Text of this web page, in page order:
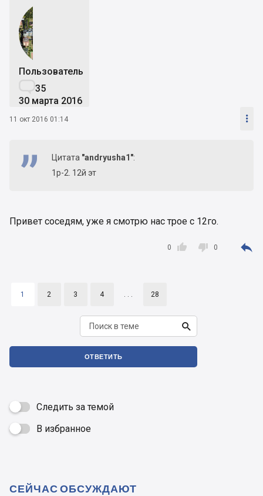
Пользователь
35
30 марта 2016
11 окт 2016 01:14 
Цитата "andryusha1":
1р-2. 12й эт
Привет соседям, уже я смотрю нас трое с 12го.

0  0 
1 2 3 4 . . . 28

ОТВЕТИТЬ
Следить за темой
 В избранное
СЕЙЧАС ОБСУЖДАЮТ